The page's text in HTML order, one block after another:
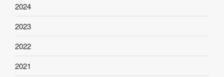
2024
2023
2022
2021